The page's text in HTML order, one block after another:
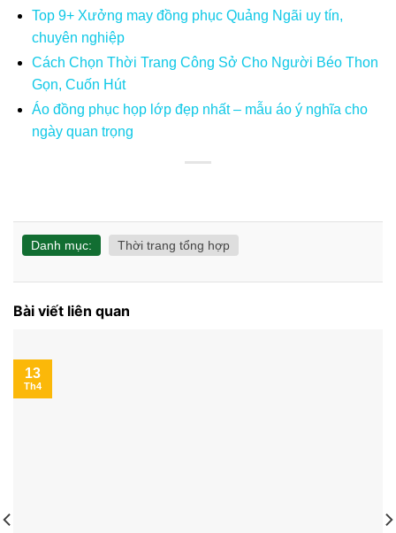
Top 9+ Xưởng may đồng phục Quảng Ngãi uy tín,
chuyên nghiệp
Cách Chọn Thời Trang Công Sở Cho Người Béo Thon
Gọn, Cuốn Hút
Áo đồng phục họp lớp đẹp nhất – mẫu áo ý nghĩa cho
ngày quan trọng
Danh mục: Thời trang tổng hợp
Bài viết liên quan
13
Th4